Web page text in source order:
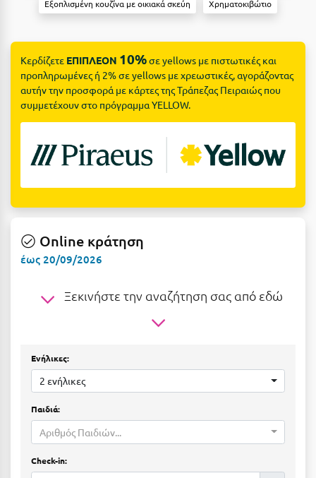
Βυτίνα
Γ
Γαλαξiδι
Γλυφάδα
Γύθειο
Δ
Διακοπτό
Ελάτη Αρκαδίας
Ελληνικό Αρκαδίας
Ελούντα Κρήτης
Ερέτρια
Ερμιόνη
Δες όλες τις προσφορές
Δες όλα τα πακέτα διακοπών
Εξοπλισμένη κουζίνα με οικιακά σκεύη Χρηματοκιβώτιο
Κερδίζετε ΕΠΙΠΛΕΟΝ 10%σε yellows με πιστωτικές και
προπληρωμένες ή 2% σε yellows με χρεωστικές, αγοράζοντας
αυτήν την προσφορά με κάρτες της Τράπεζας Πειραιώς που
συμμετέχουν στο πρόγραμμα YELLOW.
Online κράτηση
έως 20/09/2026
Ξεκινήστε την αναζήτηση σας από εδώ
Ενήλικες:
2 ενήλικες
Παιδιά:
Αριθμός Παιδιών...
Check-in: